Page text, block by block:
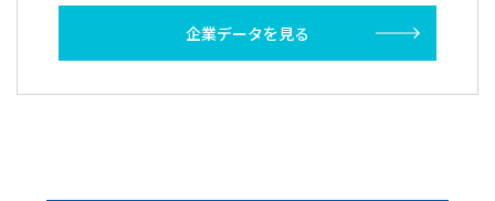
企業データを見る